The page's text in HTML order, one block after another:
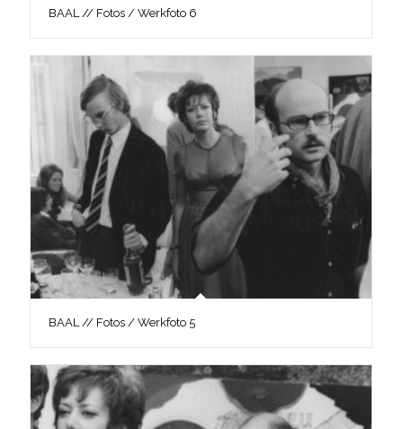
BAAL // Fotos / Werkfoto 6
BAAL // Fotos / Werkfoto 5